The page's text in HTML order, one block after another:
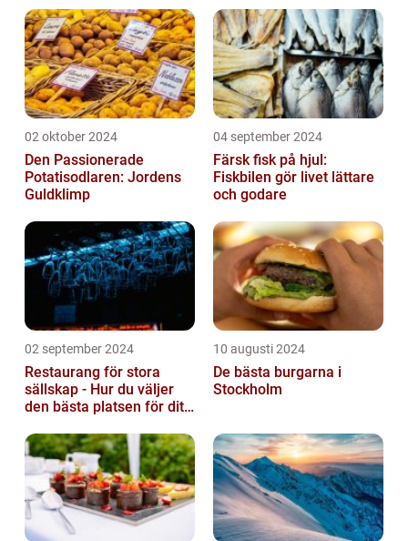
02 oktober 2024
Den Passionerade
Potatisodlaren: Jordens
Guldklimp
04 september 2024
Färsk fisk på hjul:
Fiskbilen gör livet lättare
och godare
02 september 2024
Restaurang för stora
sällskap - Hur du väljer
den bästa platsen för ditt
10 augusti 2024
De bästa burgarna i
Stockholm